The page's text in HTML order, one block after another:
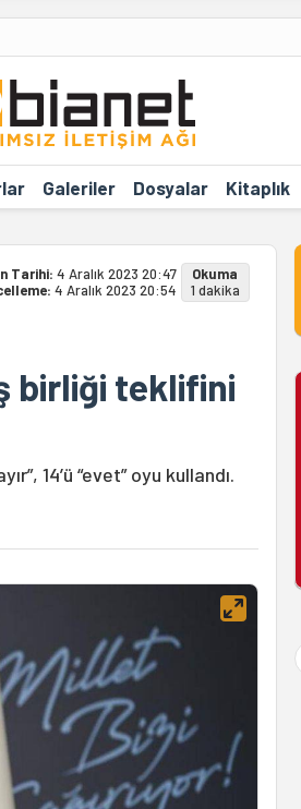
Galeriler Dosyalar Kitaplık
Tarihi: 4 Aralık 2023 20:47
4 Aralık 2023 20:54
Okuma
1 dakika
birliği teklifini
14’ü “evet” oyu kullandı.